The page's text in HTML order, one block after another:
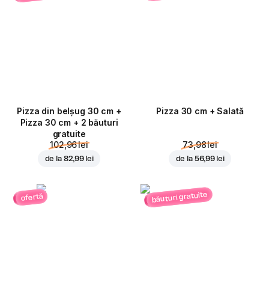
Pizza din belșug 30 cm +
Pizza 30 cm + 2 băuturi
gratuite
102,96 lei
de la 82,99 lei
Pizza 30 cm + Salată
73,98 lei
de la 56,99 lei
ofertă băuturi gratuite